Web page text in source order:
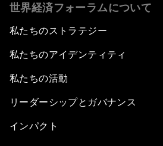
世界経済フォーラムについて
私たちのストラテジー
私たちのアイデンティティ
私たちの活動
リーダーシップとガバナンス
インパクト